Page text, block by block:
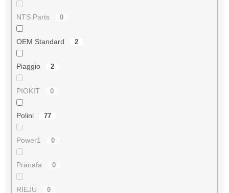
NTS Parts 0
OEM Standard 2
Piaggio 2
PIOKIT 0
Polini 77
Power1 0
Pränafa 0
RIEJU 0